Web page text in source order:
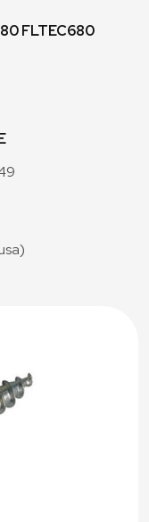
FLTEC680